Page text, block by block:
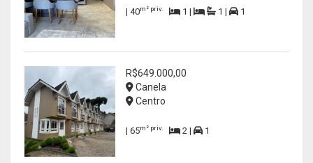
| 40m² priv. 1 | 1 | 1
R$649.000,00
Canela
Centro
| 65m² priv. 2 | 1